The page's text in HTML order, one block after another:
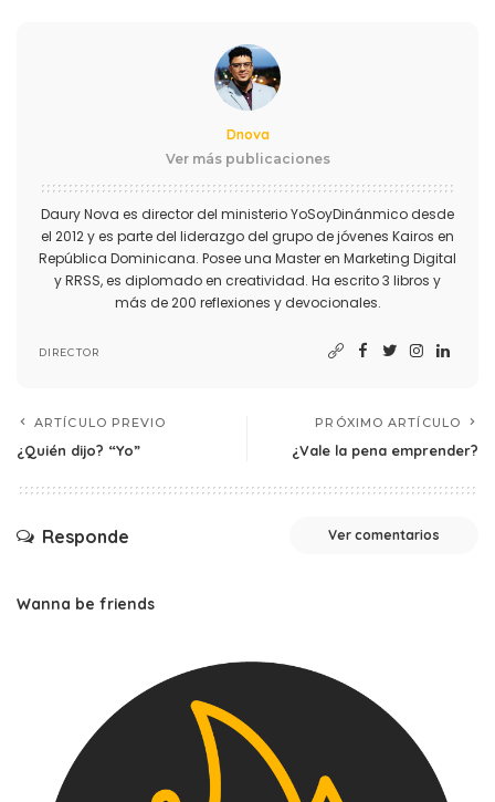
Dnova
Ver más publicaciones
Daury Nova es director del ministerio YoSoyDinánmico desde
el 2012 y es parte del liderazgo del grupo de jóvenes Kairos en
República Dominicana. Posee una Master en Marketing Digital
y RRSS, es diplomado en creatividad. Ha escrito 3 libros y
más de 200 reflexiones y devocionales.
DIRECTOR
ARTÍCULO PREVIO
¿Quién dijo? “Yo”
PRÓXIMO ARTÍCULO
¿Vale la pena emprender?
Responde Ver comentarios
Wanna be friends